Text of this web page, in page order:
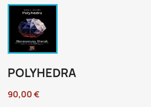
POLYHEDRA
90,00 €